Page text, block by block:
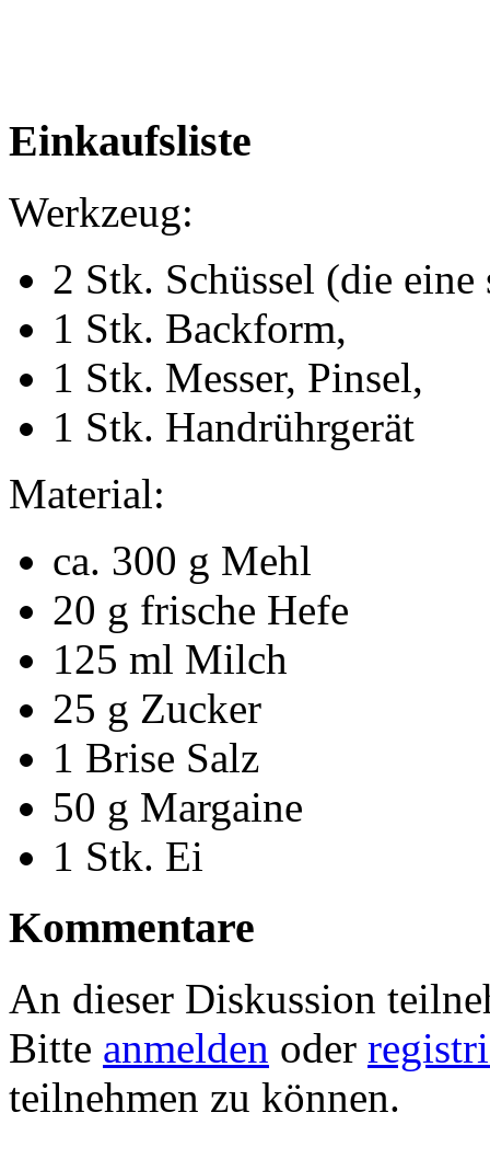
Einkaufsliste
Werkzeug:
2 Stk. Schüssel (die
1 Stk. Backform,
1 Stk. Messer, Pinsel,
1 Stk. Handrührgerät
Material:
ca. 300 g Mehl
20 g frische Hefe
125 ml Milch
25 g Zucker
1 Brise Salz
50 g Margaine
1 Stk. Ei
Kommentare
An dieser Diskussion
Bitte anmelden oder
teilnehmen zu können.